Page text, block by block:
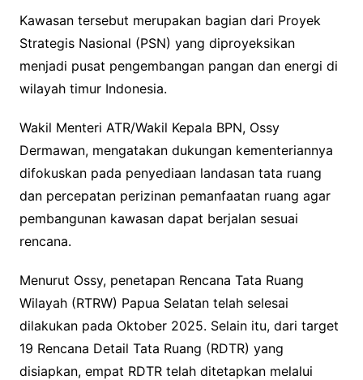
Kawasan tersebut merupakan bagian dari Proyek
Strategis Nasional (PSN) yang diproyeksikan
menjadi pusat pengembangan pangan dan energi di
wilayah timur Indonesia.
Wakil Menteri ATR/Wakil Kepala BPN, Ossy
Dermawan, mengatakan dukungan kementeriannya
difokuskan pada penyediaan landasan tata ruang
dan percepatan perizinan pemanfaatan ruang agar
pembangunan kawasan dapat berjalan sesuai
rencana.
Menurut Ossy, penetapan Rencana Tata Ruang
Wilayah (RTRW) Papua Selatan telah selesai
dilakukan pada Oktober 2025. Selain itu, dari target
19 Rencana Detail Tata Ruang (RDTR) yang
disiapkan, empat RDTR telah ditetapkan melalui